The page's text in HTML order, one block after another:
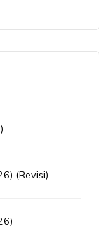
(Revisi)